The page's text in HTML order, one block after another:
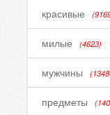
красивые
милые (4623)
мужчины
предметы